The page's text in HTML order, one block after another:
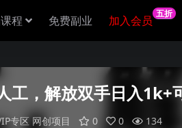
程 免费副业 加入会员 五折
，解放双手日入1k+
专区 网创项目 0 0 134